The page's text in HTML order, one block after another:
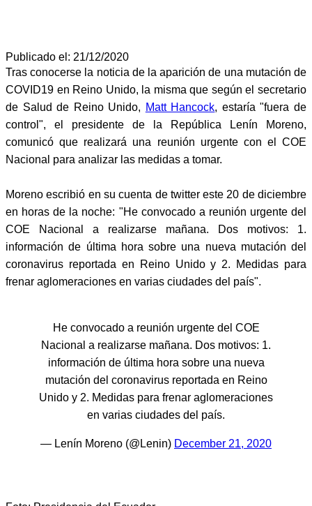
Publicado el: 21/12/2020
Tras conocerse la noticia de la aparición de una mutación de
COVID19 en Reino Unido, la misma que según el secretario
de Salud de Reino Unido, Matt Hancock, estaría "fuera de
control", el presidente de la República Lenín Moreno,
comunicó que realizará una reunión urgente con el COE
Nacional para analizar las medidas a tomar.
Moreno escribió en su cuenta de twitter este 20 de diciembre
en horas de la noche: "He convocado a reunión urgente del
COE Nacional a realizarse mañana. Dos motivos: 1.
información de última hora sobre una nueva mutación del
coronavirus reportada en Reino Unido y 2. Medidas para
frenar aglomeraciones en varias ciudades del país".
He convocado a reunión urgente del COE
Nacional a realizarse mañana. Dos motivos: 1.
información de última hora sobre una nueva
mutación del coronavirus reportada en Reino
Unido y 2. Medidas para frenar aglomeraciones
en varias ciudades del país.
— Lenín Moreno (@Lenin) December 21, 2020